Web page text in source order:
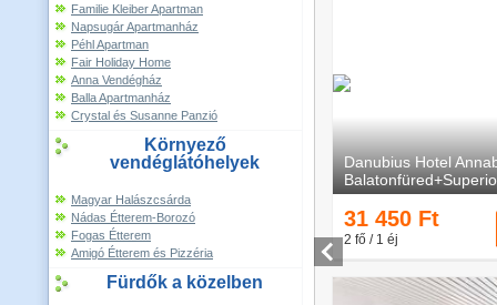
Familie Kleiber Apartman
Napsugár Apartmanház
Péhl Apartman
Fair Holiday Home
Anna Vendégház
Balla Apartmanház
Crystal és Susanne Panzió
Környező
vendéglátóhelyek
Magyar Halászcsárda
Nádas Étterem-Borozó
Fogas Étterem
Amigó Étterem és Pizzéria
Fürdők a közelben